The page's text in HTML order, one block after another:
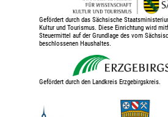
Gefördert durch das Sächsische
Kultur und Tourismus. Diese Einrichtung wird
Steuermittel auf der Grundlage des vom
beschlossenen Haushaltes.
Gefördert durch den Landkreis Erzgebirgskreis.